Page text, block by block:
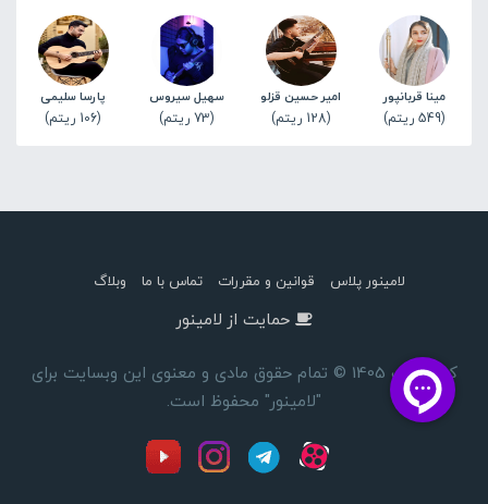
مینا قربانپور
(549 ریتم)
امیر حسین قزلو
(128 ریتم)
سهیل سیروس
(73 ریتم)
پارسا سلیمی
(106 ریتم)
لامینور پلاس قوانین و مقررات تماس با ما وبلاگ
حمایت از لامینور
کپی رایت 1405 © تمام حقوق مادی و معنوی این وبسایت برای
"لامینور" محفوظ است.